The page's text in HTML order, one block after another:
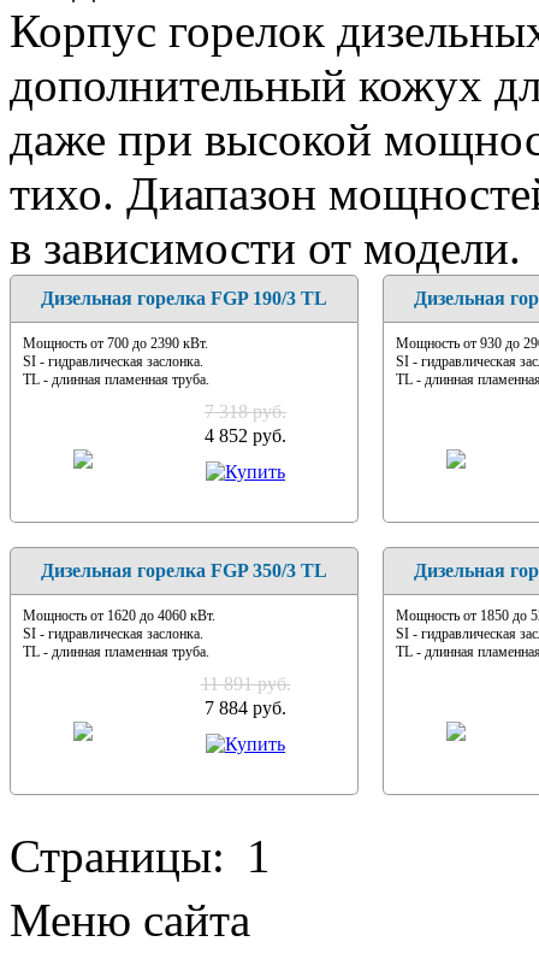
Корпус горелок
дополнительный кожух
даже при высокой
тихо. Диапазон
в зависимости от модели.
Дизельная горелка FGP 190/3 TL
Мощность от 700 до 2390 кВт.
SI - гидравлическая заслонка.
TL - длинная пламенная труба.
7 318 руб.
4 852 руб.
Дизельная
Мощность от 930 до
SI - гидравлическая
TL - длинная
Дизельная горелка FGP 350/3 TL
Мощность от 1620 до 4060 кВт.
SI - гидравлическая заслонка.
TL - длинная пламенная труба.
11 891 руб.
7 884 руб.
Дизельная
Мощность от 1850 до
SI - гидравлическая
TL - длинная
Страницы: 1
Меню сайта